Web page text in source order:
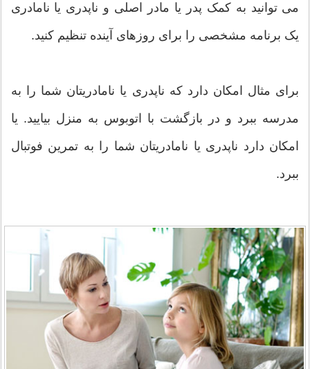
می توانید به کمک پدر یا مادر اصلی و ناپدری یا نا‌مادری
یک برنامه مشخصی را برای روزهای آينده تنظیم کنید.
برای مثال امکان دارد که ناپدری یا نامادریتان شما را به
مدرسه ببرد و در بازگشت با اتوبوس به منزل بیایید. یا
امکان دارد ناپدری یا نامادریتان شما را به تمرین فوتبال
ببرد.